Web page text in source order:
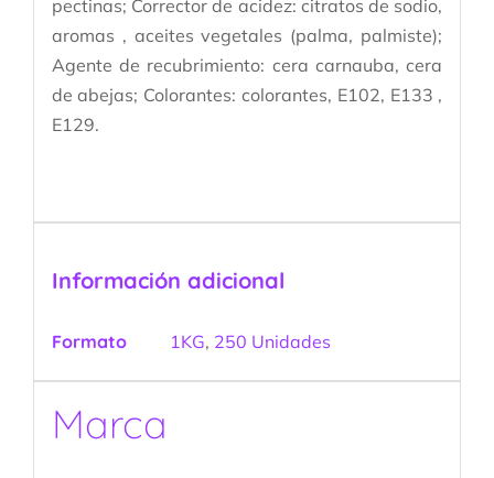
pectinas; Corrector de acidez: citratos de sodio,
aromas , aceites vegetales (palma, palmiste);
Agente de recubrimiento: cera carnauba, cera
de abejas; Colorantes: colorantes, E102, E133 ,
E129.
Información adicional
Formato 1KG, 250 Unidades
Marca